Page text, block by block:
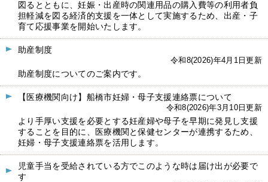
図るとともに、妊娠・出産時の関連用品の購入費等の利用者負
担軽減を図る経済的支援を一体として実施するため、出産・子
育て応援事業を開始いたします。
助産制度
令和8(2026)年4月1日更新
助産制度についてのご案内です。
【医療機関向け】船橋市妊婦・母子支援連絡票について
令和8(2026)年3月10日更新
より手厚い支援を必要とする妊産婦や母子を早期に発見し支援
することを目的に、医療機関と保健センターが連携するため、
妊婦・母子支援連絡票を活用します。
児童手当を受給されている方でこのような時は届け出が必要で
す